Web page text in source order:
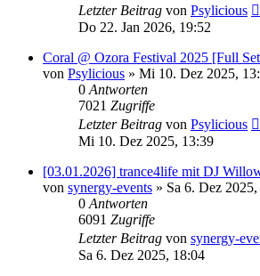
Letzter Beitrag von Psylicious
Do 22. Jan 2026, 19:52
Coral @ Ozora Festival 2025 [Full
von Psylicious » Mi 10. Dez 2025,
0 Antworten
7021 Zugriffe
Letzter Beitrag von Psylicious
Mi 10. Dez 2025, 13:39
[03.01.2026] trance4life mit DJ
von synergy-events » Sa 6. Dez
0 Antworten
6091 Zugriffe
Letzter Beitrag von synergy-
Sa 6. Dez 2025, 18:04